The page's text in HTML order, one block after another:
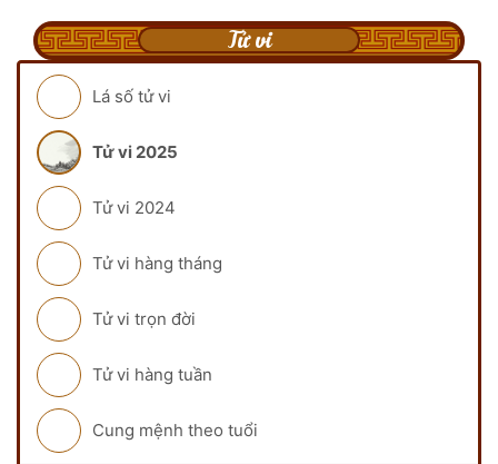
Tử vi
Lá số tử vi
Tử vi 2025
Tử vi 2024
Tử vi hàng tháng
Tử vi trọn đời
Tử vi hàng tuần
Cung mệnh theo tuổi